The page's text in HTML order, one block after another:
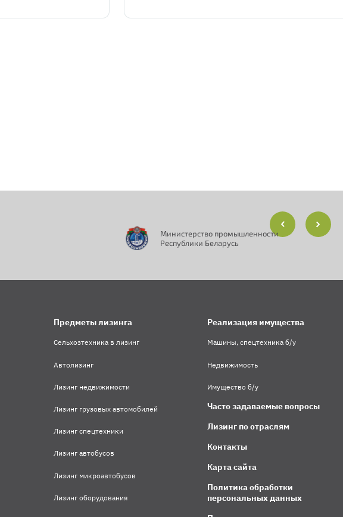
Министерство промышленности
Республики Беларусь
Предметы лизинга
Сельхозтехника в лизинг
Автолизинг
Лизинг недвижимости
Лизинг грузовых автомобилей
Лизинг спецтехники
Лизинг автобусов
Лизинг микроавтобусов
Лизинг оборудования
Реализация имущества
Машины, спецтехника б/у
Недвижимость
Имущество б/у
Часто задаваемые вопросы
Лизинг по отраслям
Контакты
Карта сайта
Политика обработки
персональных данных